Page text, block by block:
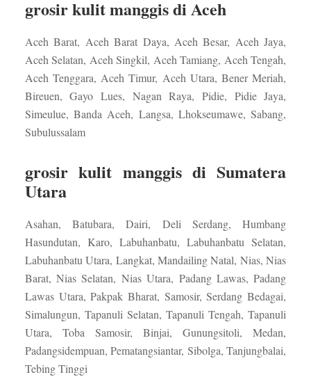
grosir kulit manggis di Aceh
Aceh Barat, Aceh Barat Daya, Aceh Besar, Aceh Jaya,
Aceh Selatan, Aceh Singkil, Aceh Tamiang, Aceh Tengah,
Aceh Tenggara, Aceh Timur, Aceh Utara, Bener Meriah,
Bireuen, Gayo Lues, Nagan Raya, Pidie, Pidie Jaya,
Simeulue, Banda Aceh, Langsa, Lhokseumawe, Sabang,
Subulussalam
grosir kulit manggis di Sumatera
Utara
Asahan, Batubara, Dairi, Deli Serdang, Humbang
Hasundutan, Karo, Labuhanbatu, Labuhanbatu Selatan,
Labuhanbatu Utara, Langkat, Mandailing Natal, Nias, Nias
Barat, Nias Selatan, Nias Utara, Padang Lawas, Padang
Lawas Utara, Pakpak Bharat, Samosir, Serdang Bedagai,
Simalungun, Tapanuli Selatan, Tapanuli Tengah, Tapanuli
Utara, Toba Samosir, Binjai, Gunungsitoli, Medan,
Padangsidempuan, Pematangsiantar, Sibolga, Tanjungbalai,
Tebing Tinggi